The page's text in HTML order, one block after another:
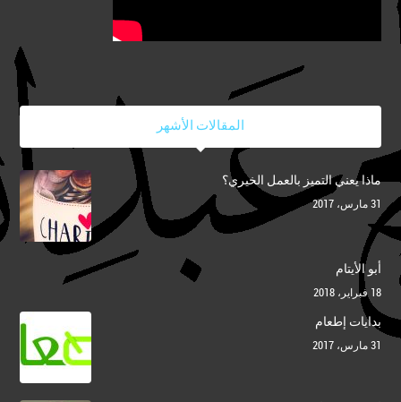
المقالات الأشهر
ماذا يعني التميز بالعمل الخيري؟
31 مارس، 2017
أبو الأيتام
18 فبراير، 2018
بدايات إطعام
31 مارس، 2017